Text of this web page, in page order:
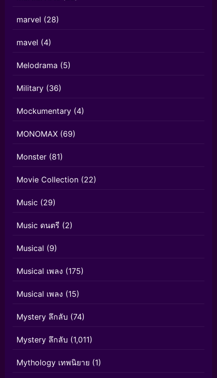
marvel (28)
mavel (4)
Melodrama (5)
Military (36)
Mockumentary (4)
MONOMAX (69)
Monster (81)
Movie Collection (22)
Music (29)
Music ดนตรี (2)
Musical (9)
Musical เพลง (175)
Musical เพลง (15)
Mystery ลึกลับ (74)
Mystery ลึกลับ (1,011)
Mythology เทพนิยาย (1)